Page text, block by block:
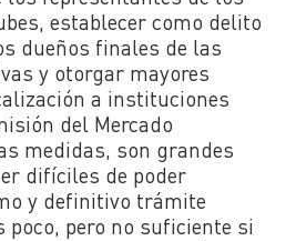
establecer como delito
dueños finales de las
y otorgar mayores
a instituciones
del Mercado
medidas, son grandes
difíciles de poder
y definitivo trámite
pero no suficiente si